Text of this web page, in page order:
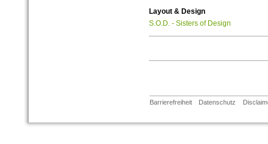
Layout & Design
S.O.D. - Sisters of Design
Barrierefreiheit Datenschutz